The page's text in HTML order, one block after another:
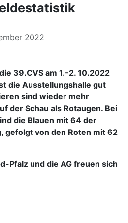
2022
39.CVS am 1.-2. 10.2022
die Ausstellungshalle gut
sind wieder mehr
der Schau als Rotaugen. Bei
die Blauen mit 64 der
gefolgt von den Roten mit 62
Pfalz und die AG freuen sich